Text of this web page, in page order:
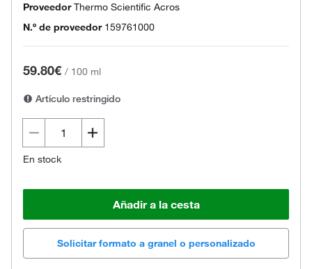
ProveedorThermo Scientific Acros
N.º de proveedor 159761000
59.80€ / 100 ml
Artículo restringido
En stock
Añadir a la cesta
Solicitar formato a granel o personalizado